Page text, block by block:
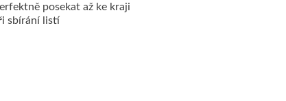
posekat až ke kraji
sbírání listí